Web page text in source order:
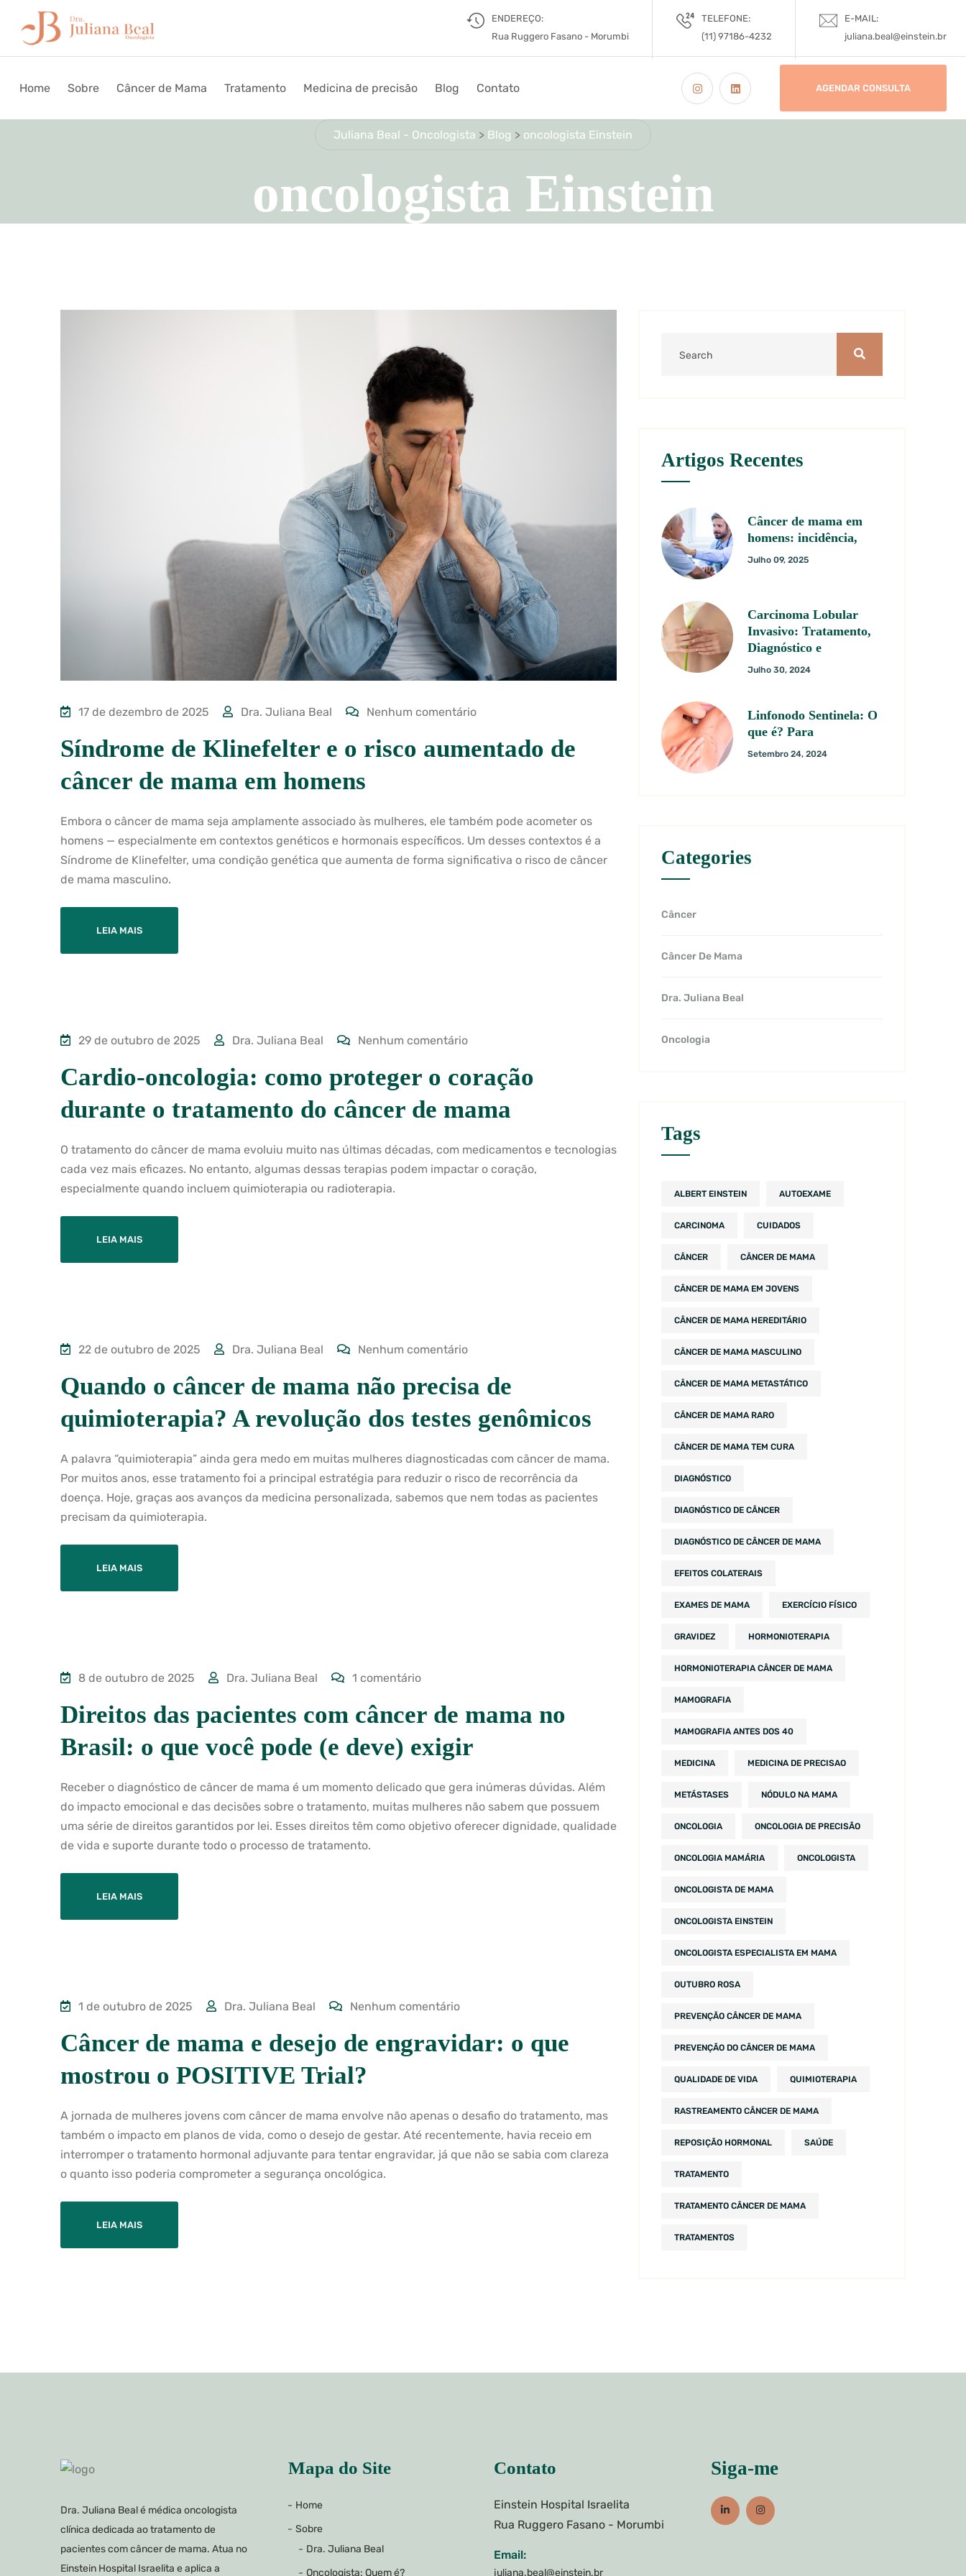
ENDEREÇO:
Rua Ruggero Fasano - Morumbi
TELEFONE:
(11) 97186-4232
E-MAIL:
juliana.beal@einstein.br
Home Sobre Câncer de Mama Tratamento Medicina de precisão Blog Contato AGENDAR CONSULTA
Juliana Beal - Oncologista > Blog > oncologista Einstein
oncologista Einstein
17 de dezembro de 2025 Dra. Juliana Beal Nenhum comentário
Síndrome de Klinefelter e o risco aumentado de
câncer de mama em homens
Embora o câncer de mama seja amplamente associado às mulheres, ele também pode acometer os
homens — especialmente em contextos genéticos e hormonais específicos. Um desses contextos é a
Síndrome de Klinefelter, uma condição genética que aumenta de forma significativa o risco de câncer
de mama masculino.
LEIA MAIS
29 de outubro de 2025 Dra. Juliana Beal Nenhum comentário
Cardio-oncologia: como proteger o coração
durante o tratamento do câncer de mama
O tratamento do câncer de mama evoluiu muito nas últimas décadas, com medicamentos e tecnologias
cada vez mais eficazes. No entanto, algumas dessas terapias podem impactar o coração,
especialmente quando incluem quimioterapia ou radioterapia.
LEIA MAIS
22 de outubro de 2025 Dra. Juliana Beal Nenhum comentário
Quando o câncer de mama não precisa de
quimioterapia? A revolução dos testes genômicos
A palavra “quimioterapia” ainda gera medo em muitas mulheres diagnosticadas com câncer de mama.
Por muitos anos, esse tratamento foi a principal estratégia para reduzir o risco de recorrência da
doença. Hoje, graças aos avanços da medicina personalizada, sabemos que nem todas as pacientes
precisam da quimioterapia.
LEIA MAIS
8 de outubro de 2025 Dra. Juliana Beal 1 comentário
Direitos das pacientes com câncer de mama no
Brasil: o que você pode (e deve) exigir
Receber o diagnóstico de câncer de mama é um momento delicado que gera inúmeras dúvidas. Além
do impacto emocional e das decisões sobre o tratamento, muitas mulheres não sabem que possuem
uma série de direitos garantidos por lei. Esses direitos têm como objetivo oferecer dignidade, qualidade
de vida e suporte durante todo o processo de tratamento.
LEIA MAIS
1 de outubro de 2025 Dra. Juliana Beal Nenhum comentário
Câncer de mama e desejo de engravidar: o que
mostrou o POSITIVE Trial?
A jornada de mulheres jovens com câncer de mama envolve não apenas o desafio do tratamento, mas
também o impacto em planos de vida, como o desejo de gestar. Até recentemente, havia receio em
interromper o tratamento hormonal adjuvante para tentar engravidar, já que não se sabia com clareza
o quanto isso poderia comprometer a segurança oncológica.
LEIA MAIS
Artigos Recentes
Câncer de mama em
homens: incidência,
Julho 09, 2025
Carcinoma Lobular
Invasivo: Tratamento,
Diagnóstico e
Julho 30, 2024
Linfonodo Sentinela: O
que é? Para
Setembro 24, 2024
Categories
Câncer
Câncer De Mama
Dra. Juliana Beal
Oncologia
Tags
ALBERT EINSTEIN AUTOEXAME
CARCINOMA CUIDADOS
CÂNCER CÂNCER DE MAMA
CÂNCER DE MAMA EM JOVENS
CÂNCER DE MAMA HEREDITÁRIO
CÂNCER DE MAMA MASCULINO
CÂNCER DE MAMA METASTÁTICO
CÂNCER DE MAMA RARO
CÂNCER DE MAMA TEM CURA
DIAGNÓSTICO
DIAGNÓSTICO DE CÂNCER
DIAGNÓSTICO DE CÂNCER DE MAMA
EFEITOS COLATERAIS
EXAMES DE MAMA EXERCÍCIO FÍSICO
GRAVIDEZ HORMONIOTERAPIA
HORMONIOTERAPIA CÂNCER DE MAMA
MAMOGRAFIA
MAMOGRAFIA ANTES DOS 40
MEDICINA MEDICINA DE PRECISAO
METÁSTASES NÓDULO NA MAMA
ONCOLOGIA ONCOLOGIA DE PRECISÃO
ONCOLOGIA MAMÁRIA ONCOLOGISTA
ONCOLOGISTA DE MAMA
ONCOLOGISTA EINSTEIN
ONCOLOGISTA ESPECIALISTA EM MAMA
OUTUBRO ROSA
PREVENÇÃO CÂNCER DE MAMA
PREVENÇÃO DO CÂNCER DE MAMA
QUALIDADE DE VIDA QUIMIOTERAPIA
RASTREAMENTO CÂNCER DE MAMA
REPOSIÇÃO HORMONAL SAÚDE
TRATAMENTO
TRATAMENTO CÂNCER DE MAMA
TRATAMENTOS
Dra. Juliana Beal é médica oncologista
clínica dedicada ao tratamento de
pacientes com câncer de mama. Atua no
Einstein Hospital Israelita e aplica a
Mapa do Site
Home
Sobre
Dra. Juliana Beal
Oncologista: Quem é?
Contato
Einstein Hospital Israelita
Rua Ruggero Fasano - Morumbi
Email:
juliana.beal@einstein.br
Siga-me